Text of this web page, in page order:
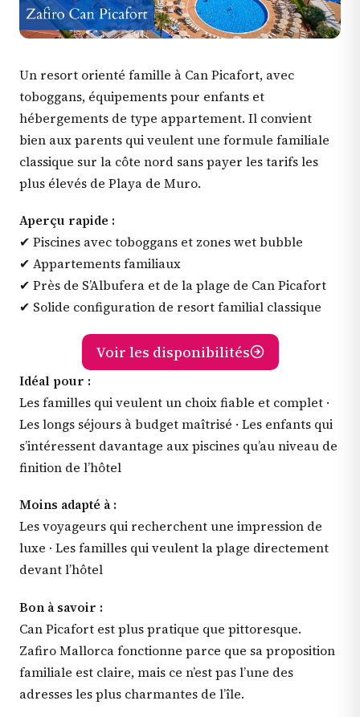
Un resort orienté famille à Can Picafort, avec
toboggans, équipements pour enfants et
hébergements de type appartement. Il convient
bien aux parents qui veulent une formule familiale
classique sur la côte nord sans payer les tarifs les
plus élevés de Playa de Muro.
Aperçu rapide :
✔ Piscines avec toboggans et zones wet bubble
✔ Appartements familiaux
✔ Près de S’Albufera et de la plage de Can Picafort
✔ Solide configuration de resort familial classique
Voir les disponibilités
Idéal pour :
Les familles qui veulent un choix fiable et complet ·
Les longs séjours à budget maîtrisé · Les enfants qui
s’intéressent davantage aux piscines qu’au niveau de
finition de l’hôtel
Moins adapté à :
Les voyageurs qui recherchent une impression de
luxe · Les familles qui veulent la plage directement
devant l’hôtel
Bon à savoir :
Can Picafort est plus pratique que pittoresque.
Zafiro Mallorca fonctionne parce que sa proposition
familiale est claire, mais ce n’est pas l’une des
adresses les plus charmantes de l’île.